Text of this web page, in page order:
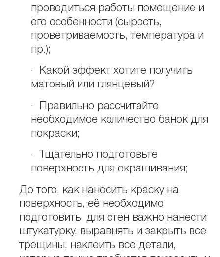
проводиться работы помещение и
его особенности (сырость,
проветриваемость, температура и
пр.);
· Какой эффект хотите получить
матовый или глянцевый?
· Правильно рассчитайте
необходимое количество банок для
покраски;
· Тщательно подготовьте
поверхность для окрашивания;
До того, как наносить краску на
поверхность, её необходимо
подготовить, для стен важно нанести
штукатурку, выравнять и закрыть все
трещины, наклеить все детали,